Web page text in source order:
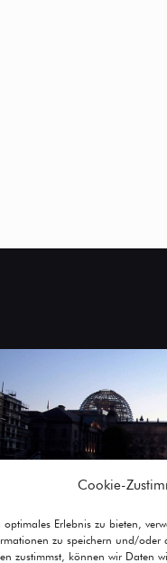
Cookie-
Erlebnis zu bieten,
zu speichern und/oder
zustimmst, können wir Daten